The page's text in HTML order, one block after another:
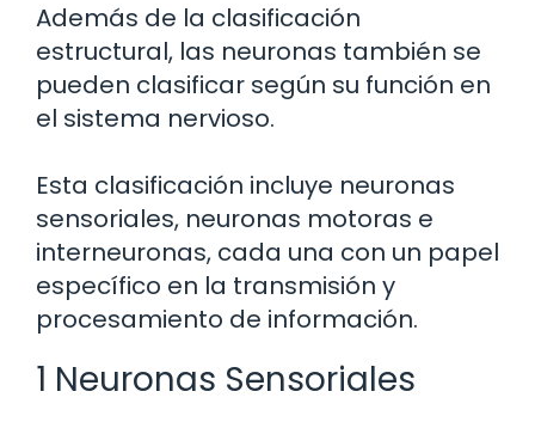
Además de la clasificación
estructural, las neuronas también se
pueden clasificar según su función en
el sistema nervioso.
Esta clasificación incluye neuronas
sensoriales, neuronas motoras e
interneuronas, cada una con un papel
específico en la transmisión y
procesamiento de información.
1 Neuronas Sensoriales